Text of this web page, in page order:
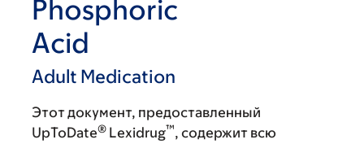
Phosphoric
Acid
Adult Medication
Этот документ, предоставленный
UpToDate® Lexidrug™, содержит всю